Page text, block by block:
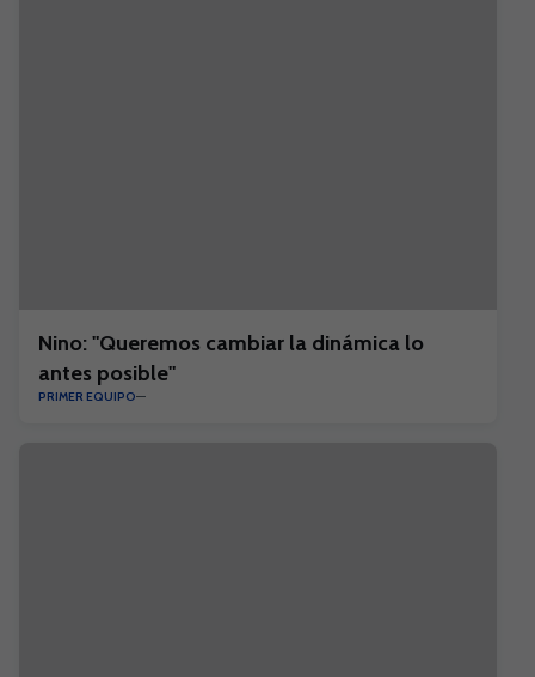
Nino: "Queremos cambiar la dinámica lo
antes posible"
PRIMER EQUIPO